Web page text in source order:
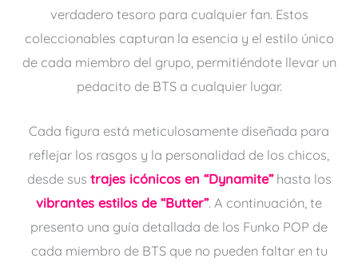
verdadero tesoro para cualquier fan. Estos
coleccionables capturan la esencia y el estilo único
de cada miembro del grupo, permitiéndote llevar un
pedacito de BTS a cualquier lugar.
Cada figura está meticulosamente diseñada para
reflejar los rasgos y la personalidad de los chicos,
desde sus trajes icónicos en “Dynamite”hasta los
vibrantes estilos de “Butter”. A continuación, te
presento una guía detallada de los Funko POP de
cada miembro de BTS que no pueden faltar en tu